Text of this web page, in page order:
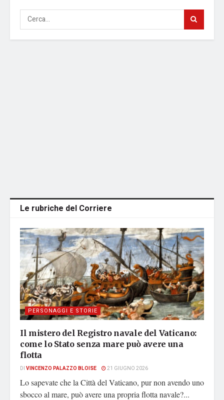
Le rubriche del Corriere
PERSONAGGI E STORIE
Il mistero del Registro navale del Vaticano:
come lo Stato senza mare può avere una
flotta
DI VINCENZO PALAZZO BLOISE 21 GIUGNO 2026
Lo sapevate che la Città del Vaticano, pur non avendo uno
sbocco al mare, può avere una propria flotta navale?...